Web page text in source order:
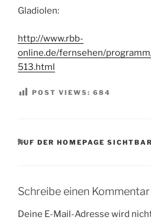
g
a
re n
er
m
p
c
h
at
Gladiolen:
http://www.rbb-
online.de/fernsehen/
513.html
POST VIEWS: 684
KATEGORIEN
AUF DER HOMEPAGE SICHTBAR
Schreibe einen Kommentar
Deine E-Mail-Adresse wird